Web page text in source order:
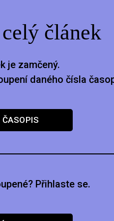
článek
je zamčený.
daného čísla
Přihlaste se.